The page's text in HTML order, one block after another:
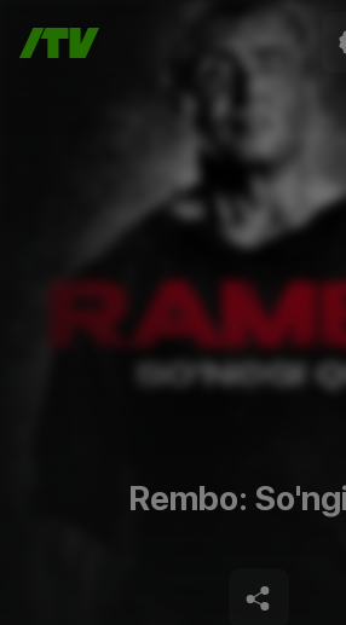
Rembo: